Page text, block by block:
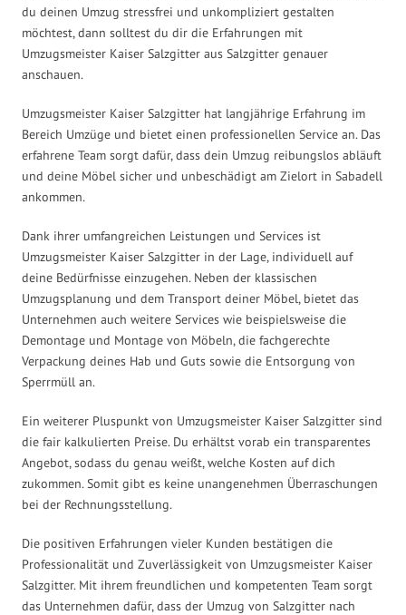
du deinen Umzug stressfrei und unkompliziert gestalten
möchtest, dann solltest du dir die Erfahrungen mit
Umzugsmeister Kaiser Salzgitter aus Salzgitter genauer
anschauen.
Umzugsmeister Kaiser Salzgitter hat langjährige Erfahrung im
Bereich Umzüge und bietet einen professionellen Service an. Das
erfahrene Team sorgt dafür, dass dein Umzug reibungslos abläuft
und deine Möbel sicher und unbeschädigt am Zielort in Sabadell
ankommen.
Dank ihrer umfangreichen Leistungen und Services ist
Umzugsmeister Kaiser Salzgitter in der Lage, individuell auf
deine Bedürfnisse einzugehen. Neben der klassischen
Umzugsplanung und dem Transport deiner Möbel, bietet das
Unternehmen auch weitere Services wie beispielsweise die
Demontage und Montage von Möbeln, die fachgerechte
Verpackung deines Hab und Guts sowie die Entsorgung von
Sperrmüll an.
Ein weiterer Pluspunkt von Umzugsmeister Kaiser Salzgitter sind
die fair kalkulierten Preise. Du erhältst vorab ein transparentes
Angebot, sodass du genau weißt, welche Kosten auf dich
zukommen. Somit gibt es keine unangenehmen Überraschungen
bei der Rechnungsstellung.
Die positiven Erfahrungen vieler Kunden bestätigen die
Professionalität und Zuverlässigkeit von Umzugsmeister Kaiser
Salzgitter. Mit ihrem freundlichen und kompetenten Team sorgt
das Unternehmen dafür, dass der Umzug von Salzgitter nach